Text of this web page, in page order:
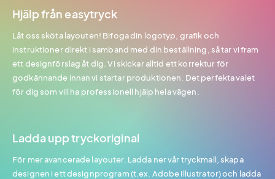
Hjälp från easytryck
Låt oss sköta layouten! Bifoga din logotyp, grafik och
instruktioner direkt i samband med din beställning, så tar vi fram
ett designförslag åt dig. Vi skickar alltid ett korrektur för
godkännande innan vi startar produktionen. Det perfekta valet
för dig som vill ha professionell hjälp hela vägen.
Ladda upp tryckoriginal
För mer avancerade layouter. Ladda ner vår tryckmall, skapa
designen i ett designprogram (t.ex. Adobe Illustrator) och ladda